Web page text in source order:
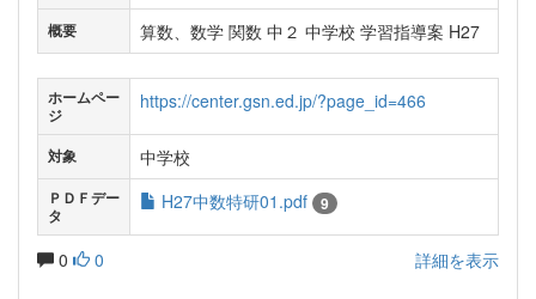
概要 算数、数学 関数 中２ 中学校 学習指導案 H27
ホームペー
ジ
https://center.gsn.ed.jp/?page_id=466
対象 中学校
ＰＤＦデー
タ
H27中数特研01.pdf 9
0 0 詳細を表示